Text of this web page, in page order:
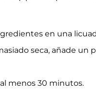
en una
seca, añade
menos 30 minutos.